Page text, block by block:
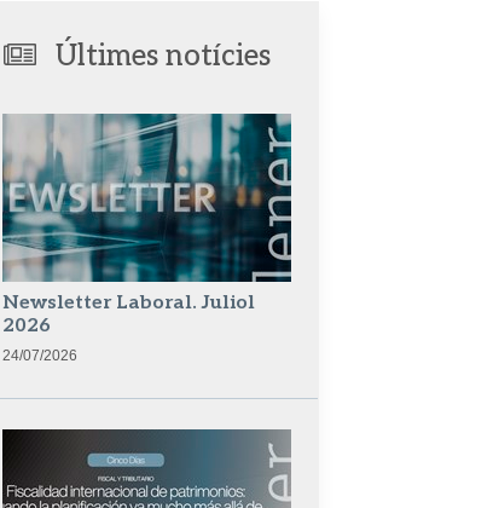
Últimes notícies
Newsletter Laboral. Juliol
2026
24/07/2026